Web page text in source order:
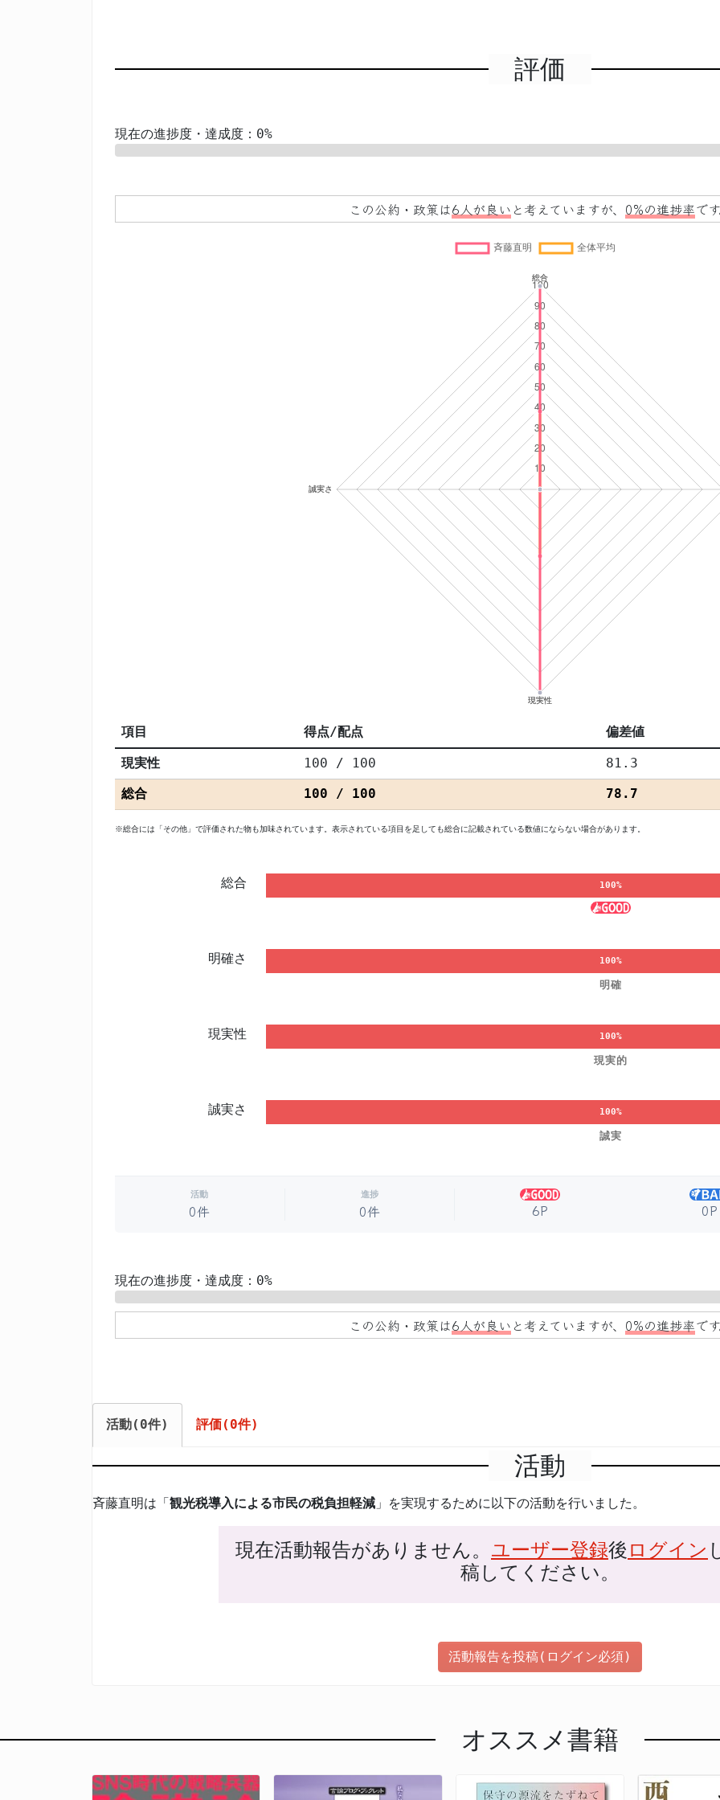
評価
現在の進捗度・達成度：0%
この公約・政策は6人が良い と考えていますが、 0%の進捗率で
項目 得点/配点 偏差値
現実性 100 / 100
81.3
総合
100 / 100 78.7
※総合には「その他」で評価された物も加味されています。表示されている項目を足しても総合に記載されている数値にならない場合があります。
総合 100%
明確さ 100%
明確
現実性 100%
現実的
誠実さ 100%
誠実
活動
0件
進捗
0件 6P 0P
現在の進捗度・達成度：0%
この公約・政策は6人が良い と考えていますが、 0%の進捗率で
活動(0件) 評価(0件)
活動
斉藤直明は「観光税導入による市民の税負担軽減 」を実現するために以下の活動を行いました。
現在活動報告がありません。 ユーザー登録後 ログイン
稿してください。
活動報告を投稿(ログイン必須)
オススメ書籍